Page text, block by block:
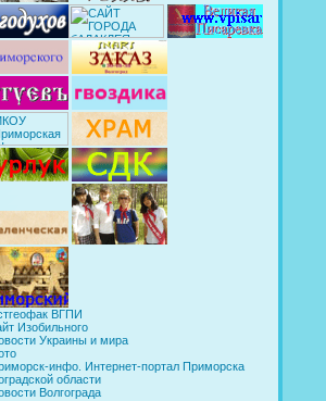
ВГПИ
Изобильного
Украины и мира
инфо. Интернет-портал Приморска
области
Волгограда